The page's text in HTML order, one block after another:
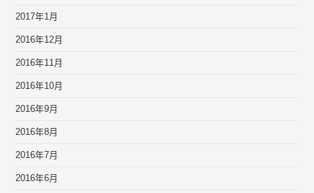
2017年1月
2016年12月
2016年11月
2016年10月
2016年9月
2016年8月
2016年7月
2016年6月